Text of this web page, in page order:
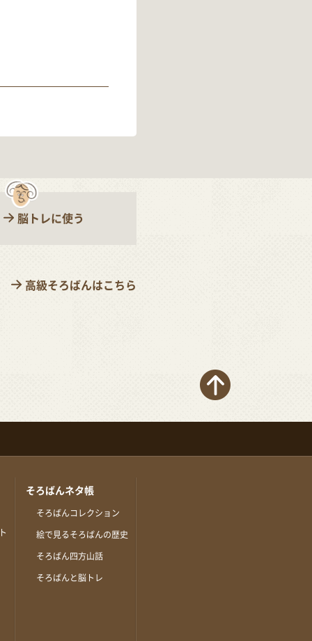
脳トレに使う
高級そろばんはこちら
そろばんネタ帳
そろばんコレクション
絵で見るそろばんの歴史
そろばん四方山話
そろばんと脳トレ